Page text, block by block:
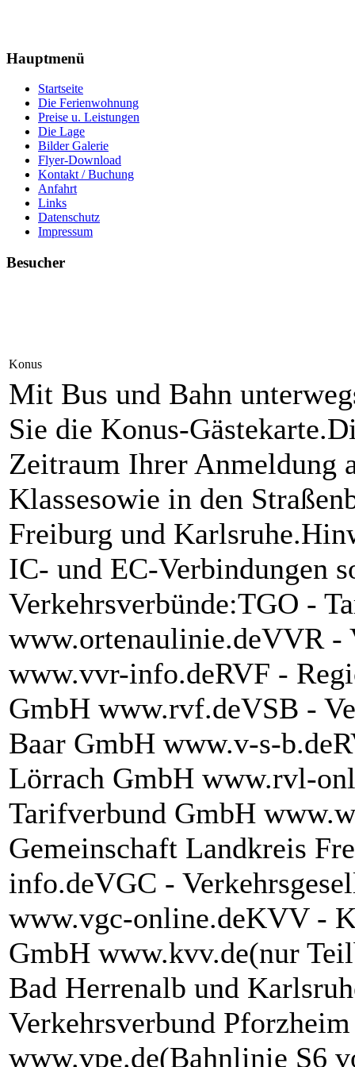
Hauptmenü
Startseite
Die Ferienwohnung
Preise u. Leistungen
Die Lage
Bilder Galerie
Flyer-Download
Kontakt / Buchung
Anfahrt
Links
Datenschutz
Impressum
Besucher
Konus
Mit Bus und Bahn
Sie die Konus-
Zeitraum Ihrer Anmeldung
Klassesowie in den
Freiburg und
IC- und EC-Verbindungen
Verkehrsverbünde:TGO -
www.ortenaulinie.deVVR -
www.vvr-info.deRVF -
GmbH www.rvf.deVSB -
Baar GmbH www.v-s-
Lörrach GmbH www.rvl-
Tarifverbund GmbH
Gemeinschaft Landkreis
info.deVGC -
www.vgc-online.deKVV -
GmbH www.kvv.de(nur
Bad Herrenalb und
Verkehrsverbund
www.vpe.de(Bahnlinie S6